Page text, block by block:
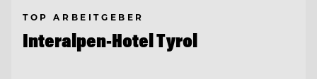
TOP ARBEITGEBER
Interalpen-Hotel Tyrol